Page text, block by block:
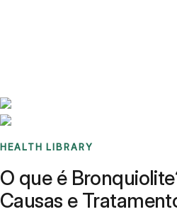
HEALTH LIBRARY
O que é
Causas e